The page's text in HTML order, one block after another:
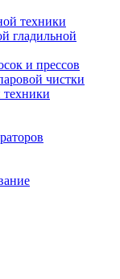
техники
гладильной
и прессов
чистки
техники